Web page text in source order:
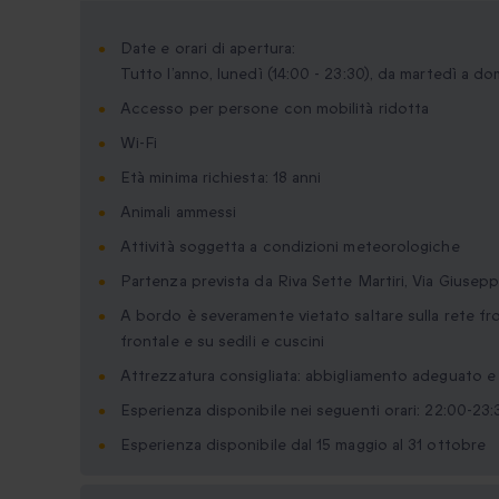
Date e orari di apertura:
Tutto l’anno, lunedì (14:00 - 23:30), da martedì a
Accesso per persone con mobilità ridotta
Wi-Fi
Età minima richiesta: 18 anni
Animali ammessi
Attività soggetta a condizioni meteorologiche
Partenza prevista da Riva Sette Martiri, Via
A bordo è severamente vietato saltare sulla rete
frontale e su sedili e cuscini
Attrezzatura consigliata: abbigliamento adeguato
Esperienza disponibile nei seguenti orari: 22:00-
Esperienza disponibile dal 15 maggio al 31 ottobre